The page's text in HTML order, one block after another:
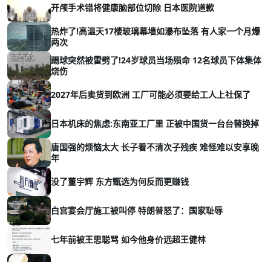
开颅手术错将健康脑部位切除 日本医院道歉
热炸了!高温天17楼玻璃幕墙如瀑布坠落 有人家一个月爆
两次
踢球突然被雷劈了!24岁球员当场殒命 12名球员下体集体
烧伤
2027年后卖货到欧洲 工厂可能必须要给工人上社保了
日本机床的焦虑:东南亚工厂里 正被中国货一台台替换掉
唐国强的烦恼太大 长子看不清次子残疾 难怪难以安享晚
年
没了董宇辉 东方甄选为何反而更赚钱
白宫宴会厅施工被叫停 特朗普怒了：国家耻辱
七年前被王思聪骂 如今他身价远超王健林